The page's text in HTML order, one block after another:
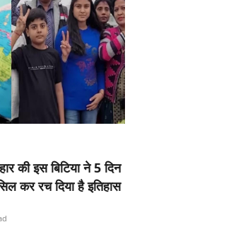
की इस बिटिया ने 5 दिन
कर रच दिया है इतिहास